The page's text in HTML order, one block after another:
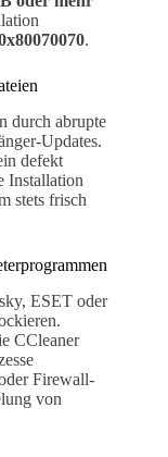
.
durch abrupte
Updates.
defekt
Installation
stets frisch
ESET oder
CCleaner
Firewall-
von